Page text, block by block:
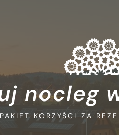
nocleg
KORZYŚCI ZA